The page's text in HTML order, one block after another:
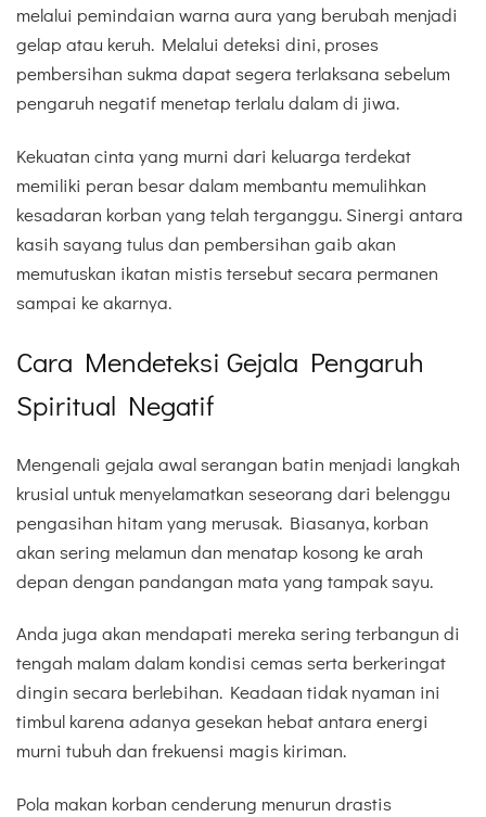
melalui pemindaian warna aura yang berubah menjadi
gelap atau keruh. Melalui deteksi dini, proses
pembersihan sukma dapat segera terlaksana sebelum
pengaruh negatif menetap terlalu dalam di jiwa.
Kekuatan cinta yang murni dari keluarga terdekat
memiliki peran besar dalam membantu memulihkan
kesadaran korban yang telah terganggu. Sinergi antara
kasih sayang tulus dan pembersihan gaib akan
memutuskan ikatan mistis tersebut secara permanen
sampai ke akarnya.
Cara Mendeteksi Gejala Pengaruh
Spiritual Negatif
Mengenali gejala awal serangan batin menjadi langkah
krusial untuk menyelamatkan seseorang dari belenggu
pengasihan hitam yang merusak. Biasanya, korban
akan sering melamun dan menatap kosong ke arah
depan dengan pandangan mata yang tampak sayu.
Anda juga akan mendapati mereka sering terbangun di
tengah malam dalam kondisi cemas serta berkeringat
dingin secara berlebihan. Keadaan tidak nyaman ini
timbul karena adanya gesekan hebat antara energi
murni tubuh dan frekuensi magis kiriman.
Pola makan korban cenderung menurun drastis